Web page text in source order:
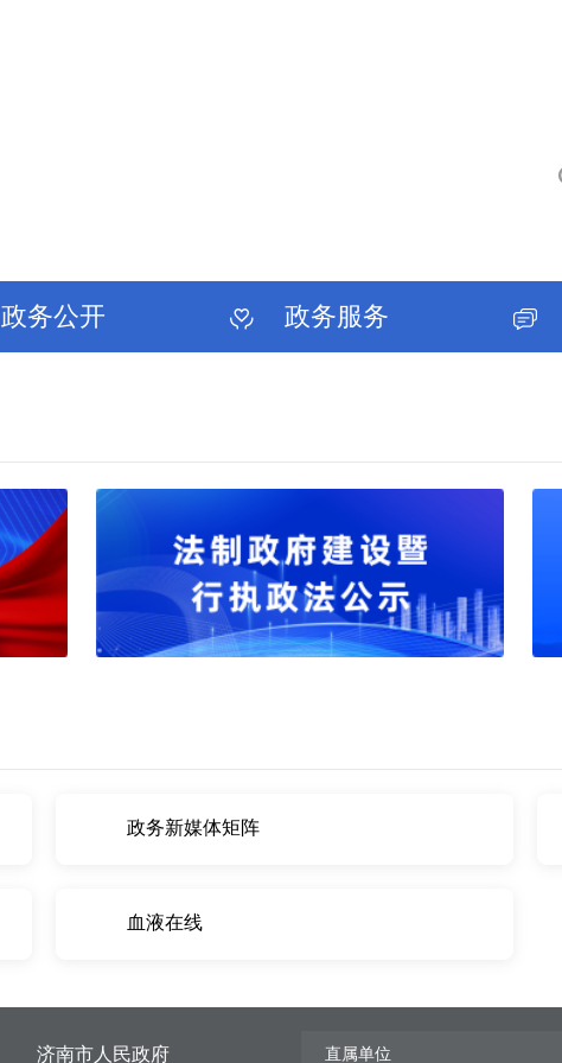
政务公开 政务服务
政务新媒体矩阵
血液在线
济南市人民政府 直属单位